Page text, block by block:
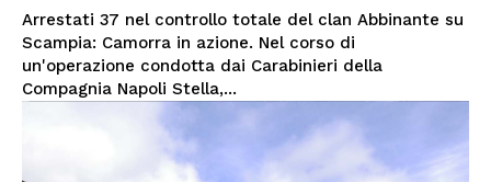
Arrestati 37 nel controllo totale del clan Abbinante su
Scampia: Camorra in azione. Nel corso di
un'operazione condotta dai Carabinieri della
Compagnia Napoli Stella,...